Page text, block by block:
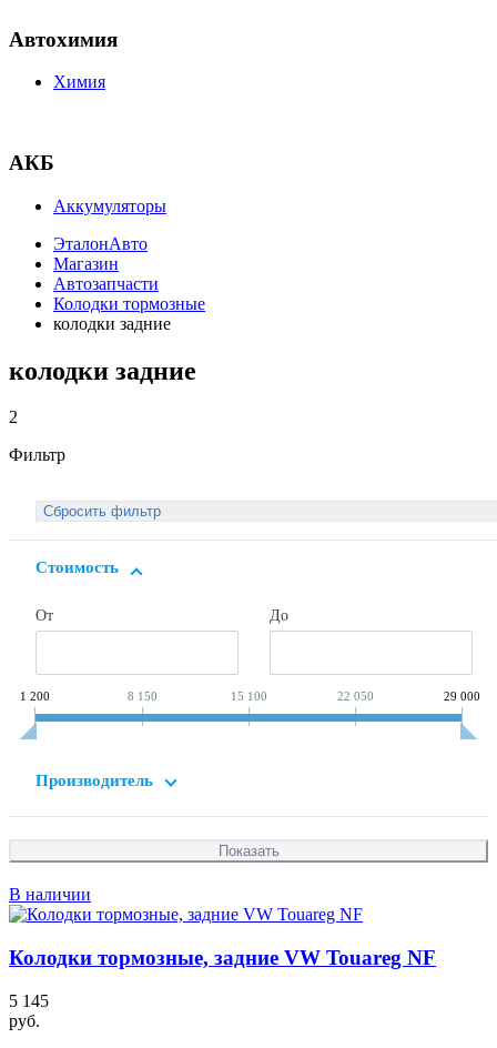
Автохимия
Химия
АКБ
Аккумуляторы
ЭталонАвто
Магазин
Автозапчасти
Колодки тормозные
колодки задние
колодки задние
2
Фильтр
Стоимость
От До
1 200 8 150 15 100 22 050 29 000
Производитель
В наличии
Колодки тормозные, задние VW Touareg NF
5 145
руб.